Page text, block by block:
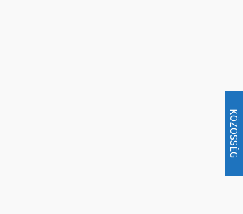
KÖZÖSSÉG